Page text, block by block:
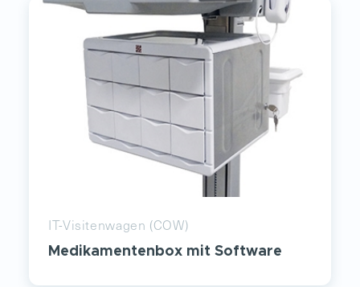
IT-Visitenwagen (COW)
Medikamentenbox mit Software